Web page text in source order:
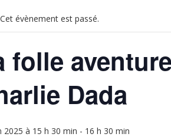
Cet évènement est passé.
folle
Dada
2025 à 15 h 30 min - 16 h 30 min